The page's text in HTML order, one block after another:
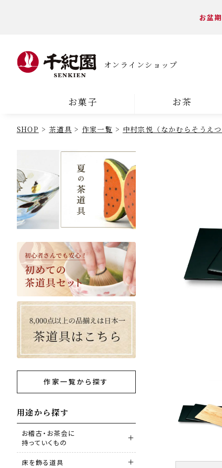
お盆
オンラインショップ
お菓子 お茶
SHOP 茶道具 作家一覧 中村宗悦（なかむらそうえ
作家一覧から探す
用途から探す
お稽古・お茶会に
持っていくもの
床を飾る道具